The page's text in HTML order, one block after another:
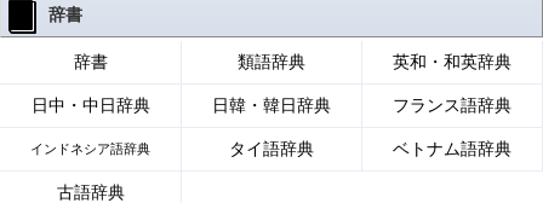
辞書
辞書 類語辞典 英和・和英辞典
日中・中日辞典 日韓・韓日辞典 フランス語辞典
インドネシア語辞典 タイ語辞典 ベトナム語辞典
古語辞典